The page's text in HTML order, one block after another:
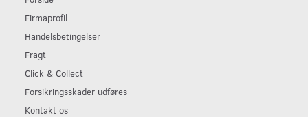
Firmaprofil
Handelsbetingelser
Fragt
Click & Collect
Forsikringsskader udføres
Kontakt os